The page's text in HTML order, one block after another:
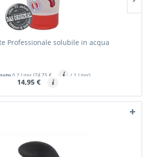
Professionale solubile in acqua
0.2 Liter (74,75 € / 1 Liter)
14,95 €